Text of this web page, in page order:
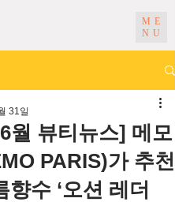
ME
NU
월 뷰티뉴스] 메모
PARIS)가 추천
향수 ‘오션 레더
31일